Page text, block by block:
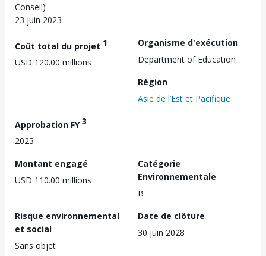
Conseil)
23 juin 2023
Coût total du projet 1
USD 120.00 millions
Organisme d'exécution
Department of Education
Région
Asie de l’Est et Pacifique
Approbation FY3
2023
Montant engagé
USD 110.00 millions
Catégorie
Environnementale
B
Risque environnemental
et social
Sans objet
Date de clôture
30 juin 2028